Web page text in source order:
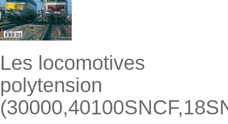
Les locomotives
polytension